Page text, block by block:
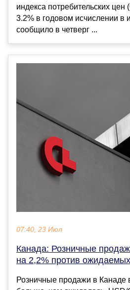
индекса потребительских
3.2% в годовом исчислении в
сообщило в четверг ...
07:40, 23 Июл
Канада: Розничные
на 2,2% против
Розничные продажи в Канаде